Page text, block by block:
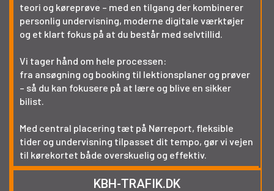
teori og køreprøve – med en tilgang der kombinerer
personlig undervisning, moderne digitale værktøjer
og et klart fokus på at du består med selvtillid.
Vi tager hånd om hele processen:
fra ansøgning og booking til lektionsplaner og prøver
– så du kan fokusere på at lære og blive en sikker
bilist.
Med central placering tæt på Nørreport, fleksible
tider og undervisning tilpasset dit tempo, gør vi vejen
til kørekortet både overskuelig og effektiv.
KBH-TRAFIK.DK